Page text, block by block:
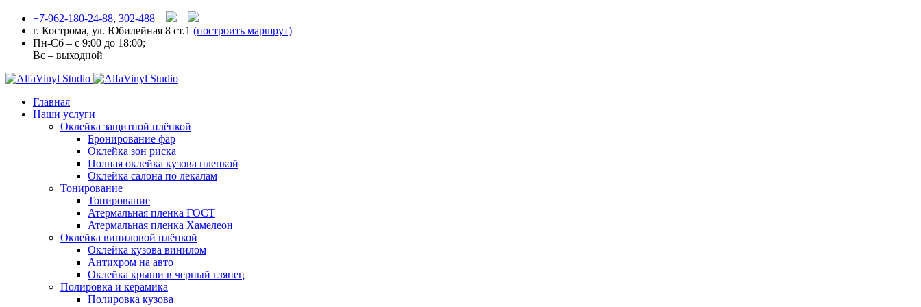
+7-962-180-24-88, 302-488
г. Кострома, ул. Юбилейная 8 ст.1 (построить маршрут)
Пн-Сб – с 9:00 до 18:00;
Вс – выходной
Главная
Наши услуги
Оклейка защитной плёнкой
Бронирование фар
Оклейка зон риска
Полная оклейка кузова пленкой
Оклейка салона по лекалам
Тонирование
Тонирование
Атермальная пленка ГОСТ
Атермальная пленка Хамелеон
Оклейка виниловой плёнкой
Оклейка кузова винилом
Антихром на авто
Оклейка крыши в черный глянец
Полировка и керамика
Полировка кузова